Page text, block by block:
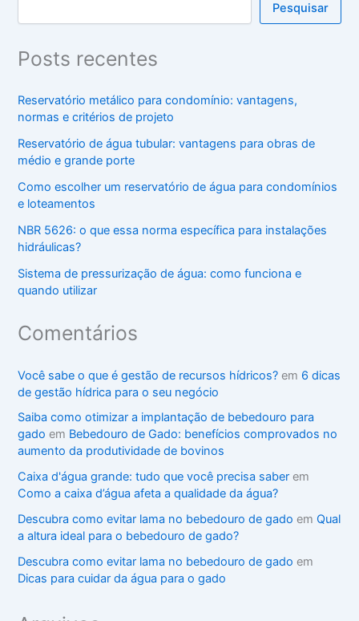
Pesquisar
Posts recentes
Reservatório metálico para condomínio: vantagens,
normas e critérios de projeto
Reservatório de água tubular: vantagens para obras de
médio e grande porte
Como escolher um reservatório de água para condomínios
e loteamentos
NBR 5626: o que essa norma específica para instalações
hidráulicas?
Sistema de pressurização de água: como funciona e
quando utilizar
Comentários
Você sabe o que é gestão de recursos hídricos? em 6 dicas
de gestão hídrica para o seu negócio
Saiba como otimizar a implantação de bebedouro para
gado em Bebedouro de Gado: benefícios comprovados no
aumento da produtividade de bovinos
Caixa d'água grande: tudo que você precisa saber em
Como a caixa d’água afeta a qualidade da água?
Descubra como evitar lama no bebedouro de gado em Qual
a altura ideal para o bebedouro de gado?
Descubra como evitar lama no bebedouro de gado em
Dicas para cuidar da água para o gado